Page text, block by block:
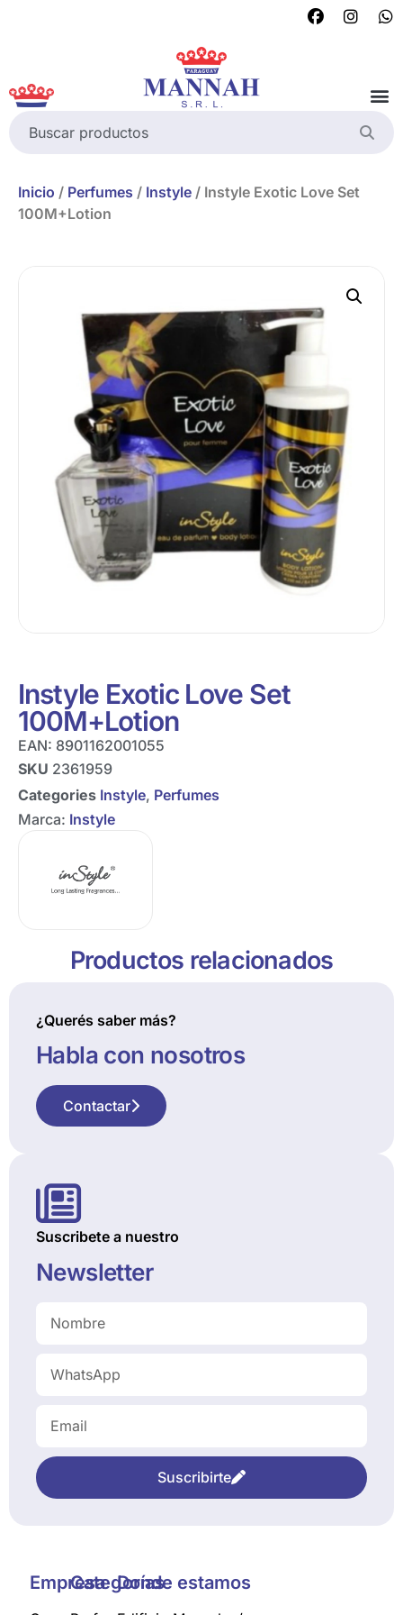
Inicio / Perfumes / Instyle / Instyle Exotic Love Set
100M+Lotion
Instyle Exotic Love Set
100M+Lotion
EAN: 8901162001055
SKU 2361959
Categories Instyle, Perfumes
Marca: Instyle
Productos relacionados
¿Querés saber más?
Habla con nosotros
Contactar
Suscribete a nuestro
Newsletter
Suscribirte
EmpresaCategoríasDonde estamos